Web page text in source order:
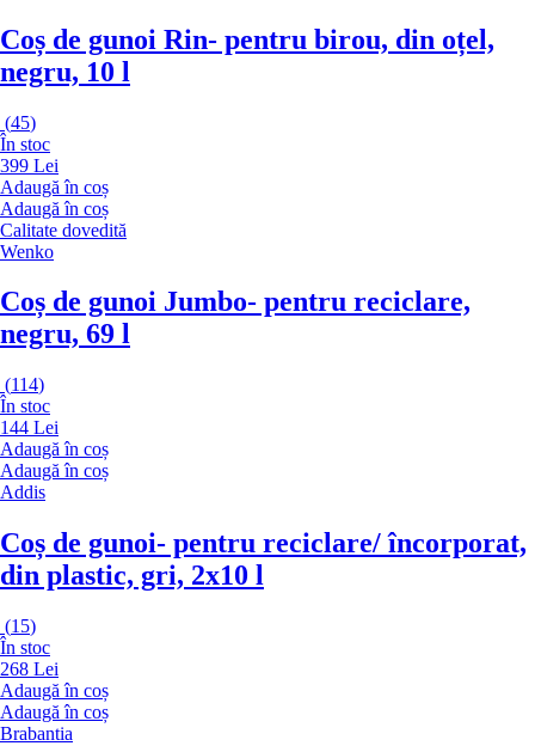
Coș de gunoi Rin- pentru birou, din oțel,
negru, 10 l
(45)
În stoc
399 Lei
Adaugă în coș
Adaugă în coș
Calitate dovedită
Wenko
Coș de gunoi Jumbo- pentru reciclare,
negru, 69 l
(114)
În stoc
144 Lei
Adaugă în coș
Adaugă în coș
Addis
Coș de gunoi- pentru reciclare/ încorporat,
din plastic, gri, 2x10 l
(15)
În stoc
268 Lei
Adaugă în coș
Adaugă în coș
Brabantia